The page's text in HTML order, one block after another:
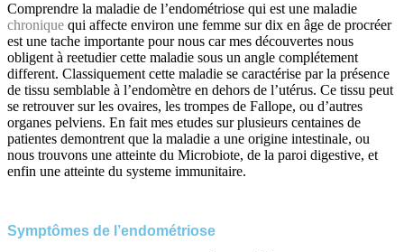
Comprendre la maladie de l’endométriose qui est une maladie
chronique qui affecte environ une femme sur dix en âge de procréer
est une tache importante pour nous car mes découvertes nous
obligent à reetudier cette maladie sous un angle complétement
different. Classiquement cette maladie se caractérise par la présence
de tissu semblable à l’endomètre en dehors de l’utérus. Ce tissu peut
se retrouver sur les ovaires, les trompes de Fallope, ou d’autres
organes pelviens. En fait mes etudes sur plusieurs centaines de
patientes demontrent que la maladie a une origine intestinale, ou
nous trouvons une atteinte du Microbiote, de la paroi digestive, et
enfin une atteinte du systeme immunitaire.
Symptômes de l’endométriose